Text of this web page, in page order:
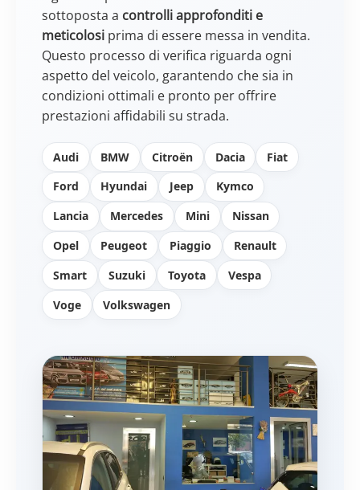
sottoposta a controlli approfonditi e
meticolosi prima di essere messa in vendita.
Questo processo di verifica riguarda ogni
aspetto del veicolo, garantendo che sia in
condizioni ottimali e pronto per offrire
prestazioni affidabili su strada.
Audi BMW Citroën Dacia
Fiat
Ford
Hyundai Jeep
Kymco
Lancia
Mercedes Mini
Nissan
Opel
Peugeot Piaggio
Renault
Smart
Suzuki Toyota
Vespa
Voge
Volkswagen